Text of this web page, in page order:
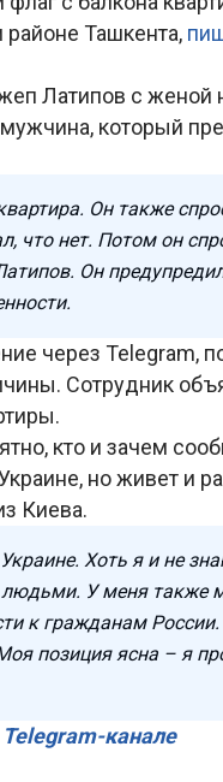
Ташкента,
Латипов с женой
который
Он также
что нет. Потом он
Он
через Telegram,
Сотрудник
кто и зачем
но живет и
Киева.
Хоть я и не
У меня также
к гражданам
позиция ясна – я
канале